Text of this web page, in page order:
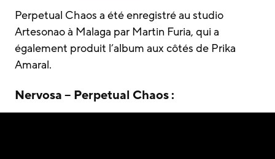
Perpetual Chaos a été enregistré au studio
Artesonao à Malaga par Martin Furia, qui a
également produit l’album aux côtés de Prika
Amaral.
Nervosa – Perpetual Chaos :